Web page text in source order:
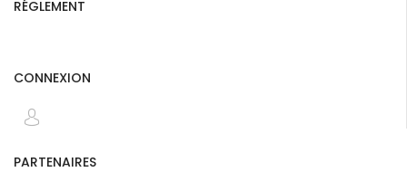
RÉGLEMENT
CONNEXION
PARTENAIRES